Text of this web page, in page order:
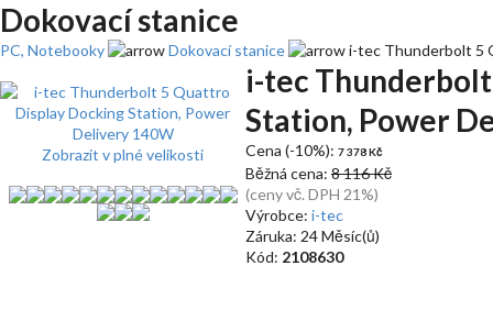
Dokovací stanice
PC, Notebooky Dokovací stanice i-tec Thunderbolt 5
Zobrazit v plné velikosti
i-tec
Station, Power
Cena (-10%): 7 378 Kč
Běžná cena: 8 116 Kč
(ceny vč. DPH 21%)
Výrobce: i-tec
Záruka: 24 Měsíc(ů)
Kód: 2108630